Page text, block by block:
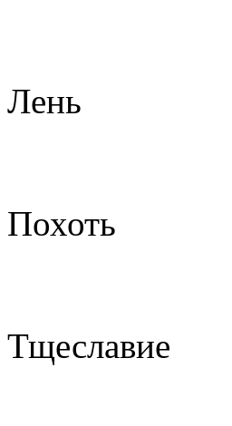
Лень
Похоть
Тщеславие